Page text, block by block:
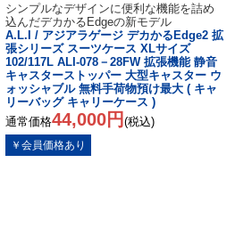
シンプルなデザインに便利な機能を詰め
込んだデカかるEdgeの新モデル
A.L.I / アジアラゲージ デカかるEdge2 拡
張シリーズ スーツケース XLサイズ
102/117L ALI-078－28FW 拡張機能 静音
キャスターストッパー 大型キャスター ウ
ォッシャブル 無料手荷物預け最大 ( キャ
リーバッグ キャリーケース )
通常価格44,000円 (税込)